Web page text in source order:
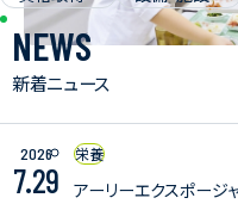
NEWS
新着ニュース
2026
7.29
栄養
アーリーエクスポージ